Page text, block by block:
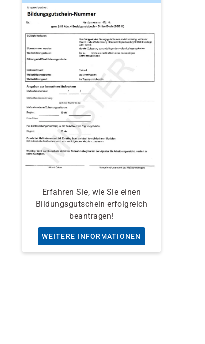
Erfahren Sie, wie Sie einen
Bildungsgutschein erfolgreich
beantragen!
WEITERE INFORMATIONEN